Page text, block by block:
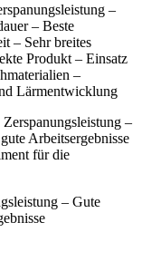
–
– Beste
– Sehr breites
Produkt – Einsatz
–
Lärmentwicklung
–
Arbeitsergebnisse
für die
– Gute